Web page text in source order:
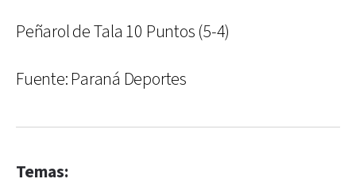
Peñarol de Tala 10 Puntos (5-4)
Fuente: Paraná Deportes
Temas: